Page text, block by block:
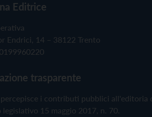
Editrice
Endrici, 14 – 38122 Trento
trasparente
i contributi pubblici all'editoria
15 maggio 2017, n. 70.